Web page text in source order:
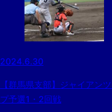
2024.6.30
【群馬県支部】ジャイアン
プ予選1・2回戦